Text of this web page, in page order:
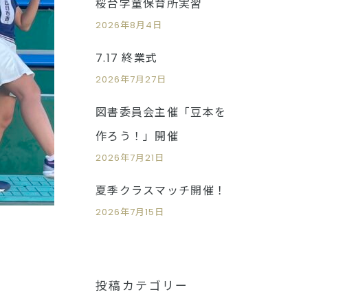
桜台学童保育所実習
2026年8月4日
7.17 終業式
2026年7月27日
図書委員会主催「豆本を
作ろう！」開催
2026年7月21日
夏季クラスマッチ開催！
2026年7月15日
投稿カテゴリー